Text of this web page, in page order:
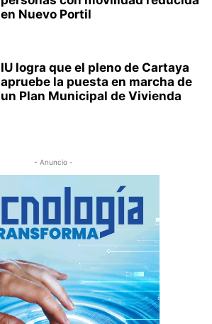
en Nuevo Portil
IU logra que el pleno de Cartaya
apruebe la puesta en marcha de
un Plan Municipal de Vivienda
- Anuncio -